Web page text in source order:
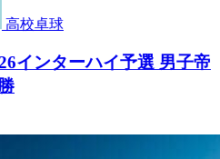
高校卓球
インターハイ予選 男子帝